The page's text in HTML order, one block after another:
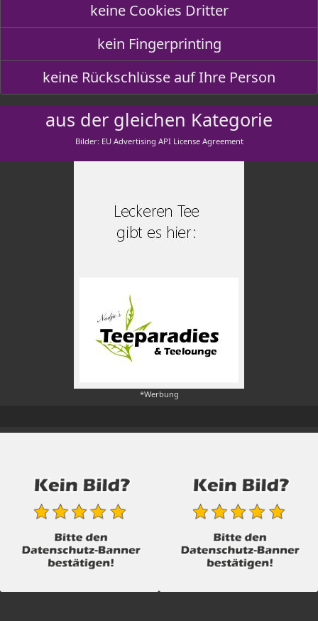
keine Cookies Dritter
kein Fingerprinting
keine Rückschlüsse auf Ihre Person
aus der gleichen Kategorie
Bilder: EU Advertising API License Agreement
*Werbung